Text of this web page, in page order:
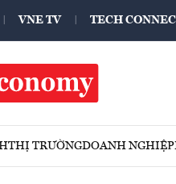
VNE TV TECH
THỊ TRƯỜNGDOANH NGHIỆP